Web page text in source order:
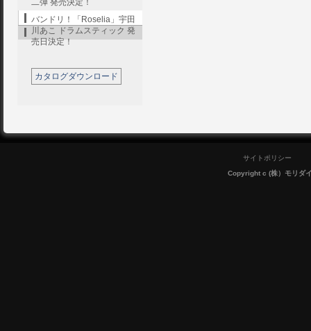
二弾 発売決定！
バンドリ！「Roselia」宇田
川あこ ドラムスティック 発
売日決定！
カタログダウンロード
サイトポリシー
Copyright c (株）モリダ